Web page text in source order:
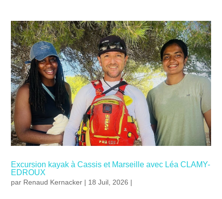
Excursion kayak à Cassis et Marseille avec Léa CLAMY-
EDROUX
par Renaud Kernacker | 18 Juil, 2026 |